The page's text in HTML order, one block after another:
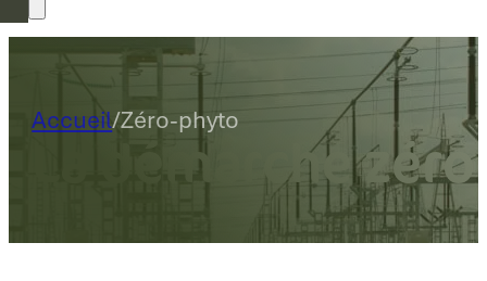
Accueil/Zéro-phyto
La démarche